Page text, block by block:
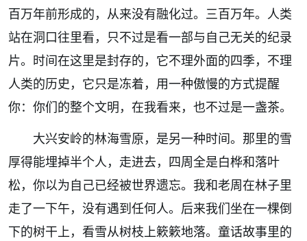
百万年前形成的，从来没有融化过。三百万年。人类
站在洞口往里看，只不过是看一部与自己无关的纪录
片。时间在这里是封存的，它不理外面的四季，不理
人类的历史，它只是冻着，用一种傲慢的方式提醒
你：你们的整个文明，在我看来，也不过是一盏茶。
大兴安岭的林海雪原，是另一种时间。那里的雪
厚得能埋掉半个人，走进去，四周全是白桦和落叶
松，你以为自己已经被世界遗忘。我和老周在林子里
走了一下午，没有遇到任何人。后来我们坐在一棵倒
下的树干上，看雪从树枝上簌簌地落。童话故事里的